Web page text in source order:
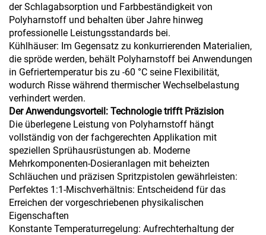
der Schlagabsorption und Farbbeständigkeit von
Polyharnstoff und behalten über Jahre hinweg
professionelle Leistungsstandards bei.
Kühlhäuser: Im Gegensatz zu konkurrierenden Materialien,
die spröde werden, behält Polyharnstoff bei Anwendungen
in Gefriertemperatur bis zu -60 °C seine Flexibilität,
wodurch Risse während thermischer Wechselbelastung
verhindert werden.
Der Anwendungsvorteil: Technologie trifft Präzision
Die überlegene Leistung von Polyharnstoff hängt
vollständig von der fachgerechten Applikation mit
speziellen Sprühausrüstungen ab. Moderne
Mehrkomponenten-Dosieranlagen mit beheizten
Schläuchen und präzisen Spritzpistolen gewährleisten:
Perfektes 1:1-Mischverhältnis: Entscheidend für das
Erreichen der vorgeschriebenen physikalischen
Eigenschaften
Konstante Temperaturregelung: Aufrechterhaltung der